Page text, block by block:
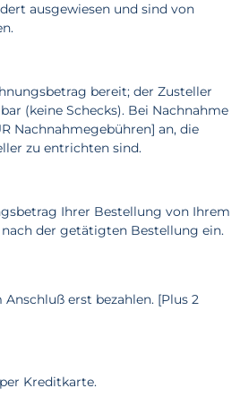
ausgewiesen und sind von
bereit; der Zusteller
(keine Schecks). Bei Nachnahme
Nachnahmegebühren] an, die
zu entrichten sind.
Ihrer Bestellung von Ihrem
der getätigten Bestellung ein.
erst bezahlen. [Plus 2
Kreditkarte.